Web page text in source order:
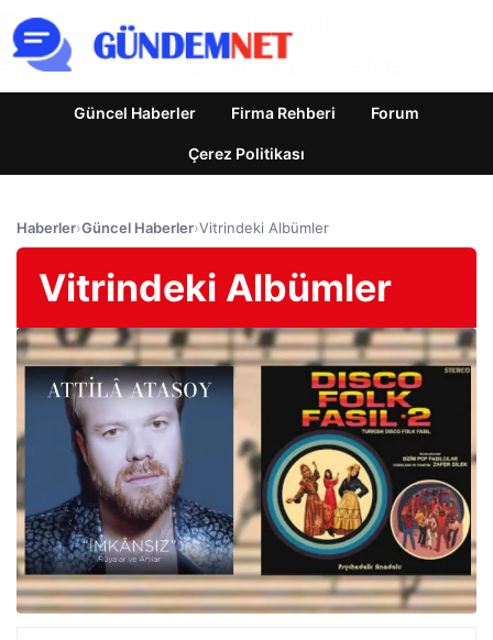
Güncel Haberler Firma Rehberi Forum
Çerez Politikası
Haberler›Güncel Haberler›Vitrindeki Albümler
Vitrindeki Albümler